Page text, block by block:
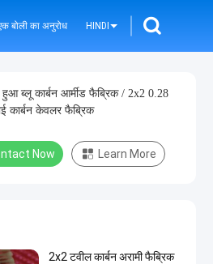
बोली का अनुरोध HINDI
हुआ ब्लू कार्बन आर्मीड फैब्रिक / 2x2 0.28
कार्बन केवलर फैब्रिक
Now Learn More
2x2 टवील कार्बन अरामी फैब्रिक